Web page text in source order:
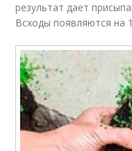
результат дает
Всходы появляются на